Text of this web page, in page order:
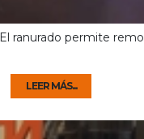
El ranurado permite
LEER MÁS...